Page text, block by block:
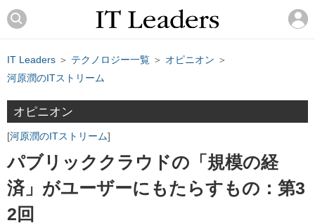
IT Leaders ＞ テクノロジー一覧 ＞ オピニオン ＞
河原潤のITストリーム
オピニオン
河原潤のITストリーム
パブリッククラウドの「規模の経
済」がユーザーにもたらすもの：第3
2回